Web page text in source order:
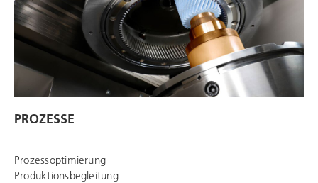
PROZESSE
Prozessoptimierung
Produktionsbegleitung